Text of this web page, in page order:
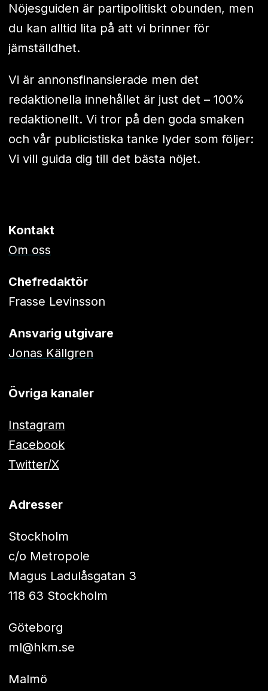
Nöjesguiden är partipolitiskt obunden, men
du kan alltid lita på att vi brinner för
jämställdhet.
Vi är annonsfinansierade men det
redaktionella innehållet är just det – 100%
redaktionellt. Vi tror på den goda smaken
och vår publicistiska tanke lyder som följer:
Vi vill guida dig till det bästa nöjet.
Kontakt
Om oss
Chefredaktör
Frasse Levinsson
Ansvarig utgivare
Jonas Källgren
Övriga kanaler
Instagram
Facebook
Twitter/X
Adresser
Stockholm
c/o Metropole
Magus Ladulåsgatan 3
118 63 Stockholm
Göteborg
ml@hkm.se
Malmö